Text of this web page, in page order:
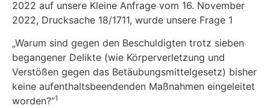
2022 auf unsere Kleine Anfrage vom 16. November
2022, Drucksache 18/1711, wurde unsere Frage 1
„Warum sind gegen den Beschuldigten trotz sieben
begangener Delikte (wie Körperverletzung und
Verstößen gegen das Betäubungsmittelgesetz) bisher
keine aufenthaltsbeendenden Maßnahmen eingeleitet
worden?“1